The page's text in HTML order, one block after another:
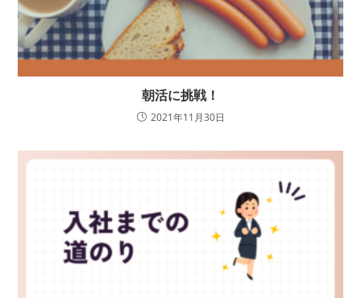
朝活に挑戦！
2021年11月30日